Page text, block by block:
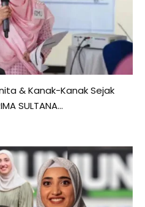
& Kanak-Kanak Sejak
SULTANA...